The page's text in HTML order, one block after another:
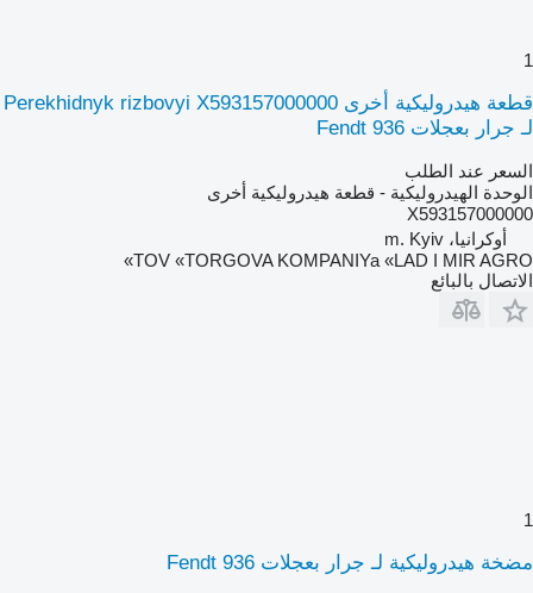
1
قطعة هيدروليكية أخرى Perekhidnyk rizbovyi X593157000000
لـ جرار بعجلات Fendt 936
السعر عند الطلب
الوحدة الهيدروليكية - قطعة هيدروليكية أخرى
X593157000000
أوكرانيا، m. Kyiv
TOV «TORGOVA KOMPANIYa «LAD I MIR AGRO»
الاتصال بالبائع
1
مضخة هيدروليكية لـ جرار بعجلات Fendt 936